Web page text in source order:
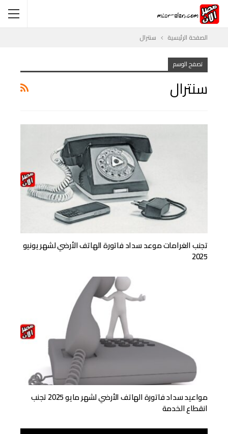
الصفحة الرئيسية سنترال
تصفح الوسم
سنترال
تجنب الغرامات موعد سداد فاتورة الهاتف الأرضي لشهر يونيو
2025
مواعيد سداد فاتورة الهاتف الأرضي لشهر مايو 2025 تجنب
انقطاع الخدمة